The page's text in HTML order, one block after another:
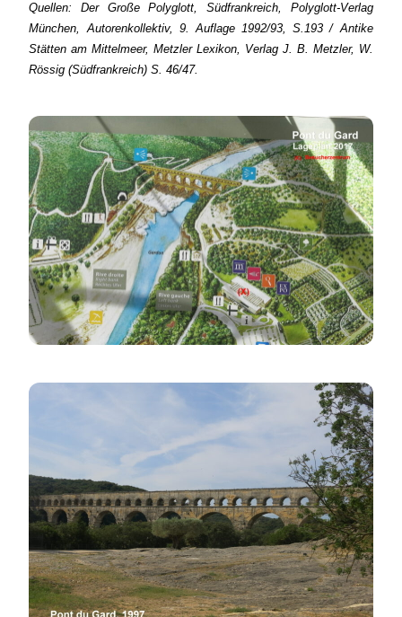
Quellen: Der Große Polyglott, Südfrankreich, Polyglott-Verlag
München, Autorenkollektiv, 9. Auflage 1992/93, S.193 / Antike
Stätten am Mittelmeer, Metzler Lexikon, Verlag J. B. Metzler, W.
Rössig (Südfrankreich) S. 46/47.